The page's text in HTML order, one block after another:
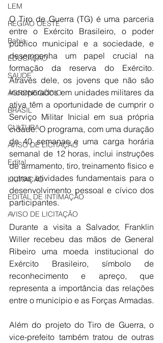
LEM
REGIÃO OESTE
Bahia
EDUCAÇÃO
SAÚDE
AGRONEGÓCIO
BRASIL
CULTURA
AVISO DE LICITAÇÃO
Edital
LICITAÇÃO
EDITAL DE INTIMAÇÃO
AVISO DE LICITAÇÃO
O Tiro de Guerra (TG) é uma parceria
entre o Exército Brasileiro, o poder
público municipal e a sociedade, e
desempenha um papel crucial na
formação da reserva do Exército.
Através dele, os jovens que não são
incorporados em unidades militares da
ativa têm a oportunidade de cumprir o
Serviço Militar Inicial em sua própria
cidade. O programa, com uma duração
de 40 semanas e uma carga horária
semanal de 12 horas, inclui instruções
de armamento, tiro, treinamento físico e
outras atividades fundamentais para o
desenvolvimento pessoal e cívico dos
participantes.
Durante a visita a Salvador, Franklin
Willer recebeu das mãos de General
Ribeiro uma moeda institucional do
Exército Brasileiro, símbolo de
reconhecimento e apreço, que
representa a importância das relações
entre o município e as Forças Armadas.
Além do projeto do Tiro de Guerra, o
vice-prefeito também tratou de outras